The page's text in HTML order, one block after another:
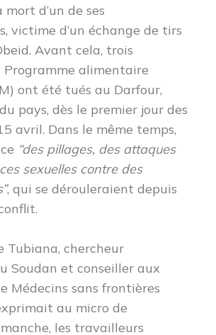
d’un de ses
victime d’un échange de tirs
Avant cela, trois
Programme alimentaire
ont été tués au Darfour,
pays, dès le premier jour des
avril. Dans le même temps,
“des pillages, des attaques
sexuelles contre des
, qui se dérouleraient depuis
Tubiana, chercheur
Soudan et conseiller aux
Médecins sans frontières
au micro de
les travailleurs